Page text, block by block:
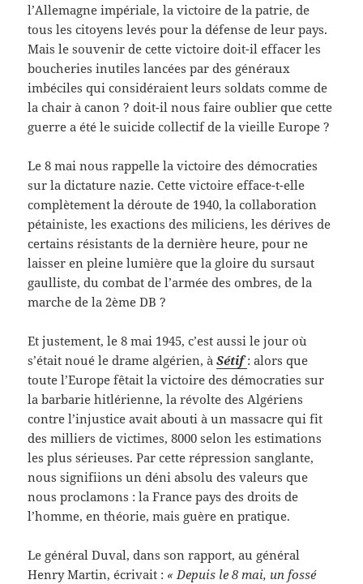
l’Allemagne impériale, la victoire de la patrie, de
tous les citoyens levés pour la défense de leur pays.
Mais le souvenir de cette victoire doit-il effacer les
boucheries inutiles lancées par des généraux
imbéciles qui considéraient leurs soldats comme de
la chair à canon ? doit-il nous faire oublier que cette
guerre a été le suicide collectif de la vieille Europe ?
Le 8 mai nous rappelle la victoire des démocraties
sur la dictature nazie. Cette victoire efface-t-elle
complètement la déroute de 1940, la collaboration
pétainiste, les exactions des miliciens, les dérives de
certains résistants de la dernière heure, pour ne
laisser en pleine lumière que la gloire du sursaut
gaulliste, du combat de l’armée des ombres, de la
marche de la 2ème DB ?
Et justement, le 8 mai 1945, c’est aussi le jour où
s’était noué le drame algérien, àSétif: alors que
toute l’Europe fêtait la victoire des démocraties sur
la barbarie hitlérienne, la révolte des Algériens
contre l’injustice avait abouti à un massacre qui fit
des milliers de victimes, 8000 selon les estimations
les plus sérieuses. Par cette répression sanglante,
nous signifiions un déni absolu des valeurs que
nous proclamons : la France pays des droits de
l’homme, en théorie, mais guère en pratique.
Le général Duval, dans son rapport, au général
Henry Martin, écrivait : « Depuis le 8 mai, un fossé